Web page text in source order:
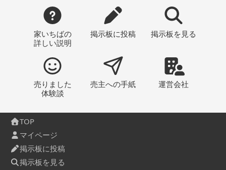
家いちばの
詳しい説明
掲示板に投稿 掲示板 を見る
売りました
体験談
売主への手紙 運営会社
TOP
マイページ
掲示板に投稿
掲示板を見る